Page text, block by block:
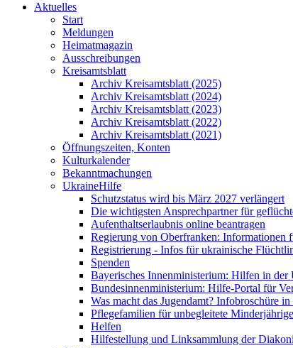
Aktuelles
Start
Meldungen
Heimatmagazin
Ausschreibungen
Kreisamtsblatt
Archiv Kreisamtsblatt (2025)
Archiv Kreisamtsblatt (2024)
Archiv Kreisamtsblatt (2023)
Archiv Kreisamtsblatt (2022)
Archiv Kreisamtsblatt (2021)
Öffnungszeiten, Konten
Kulturkalender
Bekanntmachungen
UkraineHilfe
Schutzstatus wird bis März 2027 verlängert
Die wichtigsten Ansprechpartner für
Aufenthaltserlaubnis online beantragen
Regierung von Oberfranken:
Registrierung - Infos für ukrainische
Spenden
Bayerisches Innenministerium: Hilfen in der
Bundesinnenministerium: Hilfe-Portal für
Was macht das Jugendamt? Infobroschüre
Pflegefamilien für unbegleitete
Helfen
Hilfestellung und Linksammlung der